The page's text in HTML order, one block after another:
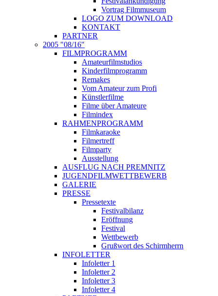
Vortrag Filmmuseum
LOGO ZUM DOWNLOAD
KONTAKT
PARTNER
2005 "08/16"
FILMPROGRAMM
Amateurfilmstudios
Kinderfilmprogramm
Remakes
Vom Amateur zum Profi
Künstlerfilme
Filme über Amateure
Filmindex
RAHMENPROGRAMM
Filmkaraoke
Filmertreff
Filmparty
Ausstellung
AUSFLUG NACH PREMNITZ
JUGENDFILMWETTBEWERB
GALERIE
PRESSE
Pressetexte
Festivalbilanz
Eröffnung
Festival
Wettbewerb
Grußwort des Schirmherrn
INFOLETTER
Infoletter 1
Infoletter 2
Infoletter 3
Infoletter 4